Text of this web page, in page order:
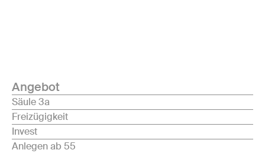
Angebot
Säule 3a
Freizügigkeit
Invest
Anlegen ab 55